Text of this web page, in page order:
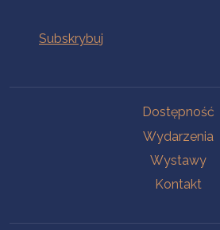
Dostępność
Wydarzenia
Wystawy
Kontakt